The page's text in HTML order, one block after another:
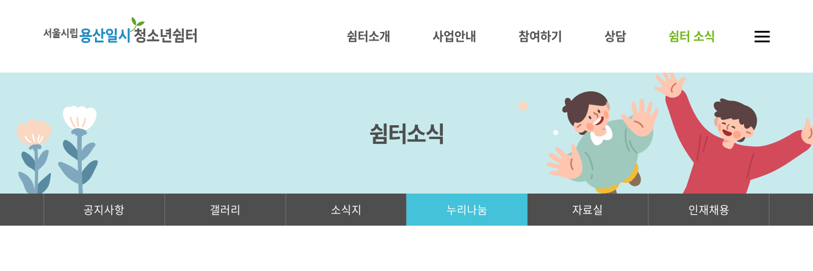
쉼터소개 사업안내 참여하기 상담 쉼터 소식
쉼터소식
공지사항 갤러리 소식지 누리나눔 자료실 인재채용